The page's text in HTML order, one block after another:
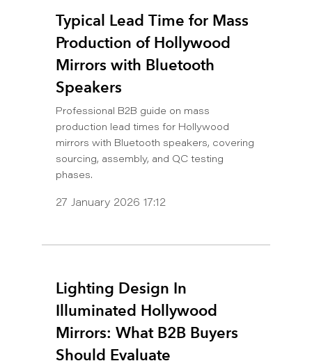
Typical Lead Time for Mass
Production of Hollywood
Mirrors with Bluetooth
Speakers
Professional B2B guide on mass
production lead times for Hollywood
mirrors with Bluetooth speakers, covering
sourcing, assembly, and QC testing
phases.
27 January 2026 17:12
Lighting Design In
Illuminated Hollywood
Mirrors: What B2B Buyers
Should Evaluate